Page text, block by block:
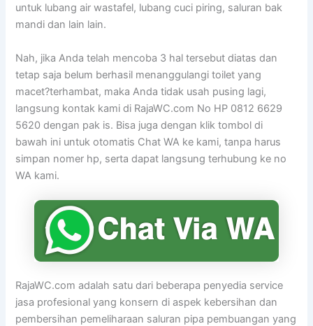
untuk lubang air wastafel, lubang cuci piring, saluran bak
mandi dan lain lain.
Nah, jika Anda telah mencoba 3 hal tersebut diatas dan
tetap saja belum berhasil menanggulangi toilet yang
macet?terhambat, maka Anda tidak usah pusing lagi,
langsung kontak kami di RajaWC.com No HP 0812 6629
5620 dengan pak is. Bisa juga dengan klik tombol di
bawah ini untuk otomatis Chat WA ke kami, tanpa harus
simpan nomer hp, serta dapat langsung terhubung ke no
WA kami.
RajaWC.com adalah satu dari beberapa penyedia service
jasa profesional yang konsern di aspek kebersihan dan
pembersihan pemeliharaan saluran pipa pembuangan yang